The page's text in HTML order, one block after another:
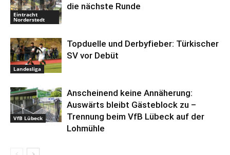
Eintracht
Norderstedt
die nächste Runde
Landesliga
Topduelle und Derbyfieber: Türkischer
SV vor Debüt
VfB Lübeck
Anscheinend keine Annäherung:
Auswärts bleibt Gästeblock zu –
Trennung beim VfB Lübeck auf der
Lohmühle